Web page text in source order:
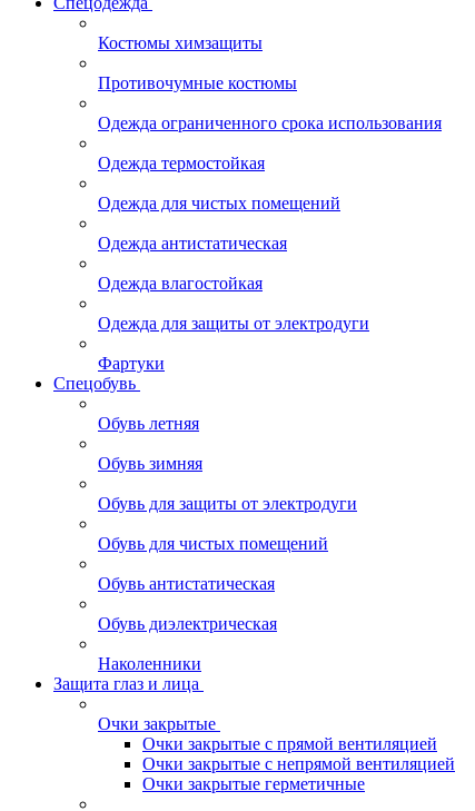
Костюмы химзащиты
Противочумные костюмы
Одежда ограниченного срока использования
Одежда термостойкая
Одежда для чистых помещений
Одежда антистатическая
Одежда влагостойкая
Одежда для защиты от электродуги
Фартуки
Спецобувь
Обувь летняя
Обувь зимняя
Обувь для защиты от электродуги
Обувь для чистых помещений
Обувь антистатическая
Обувь диэлектрическая
Наколенники
Защита глаз и лица
Очки закрытые
Очки закрытые с прямой вентиляцией
Очки закрытые с непрямой вентиляцией
Очки закрытые герметичные